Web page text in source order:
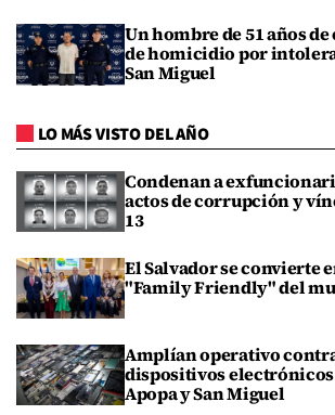
Un hombre de 51 años
de homicidio por
San Miguel
LO MÁS VISTO DEL AÑO
Condenan a
actos de corrupción y
13
El Salvador se convierte
"Family Friendly" del
Amplían operativo
dispositivos
Apopa y San Miguel